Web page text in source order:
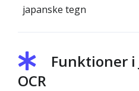
japanske tegn
Funktioner i
OCR